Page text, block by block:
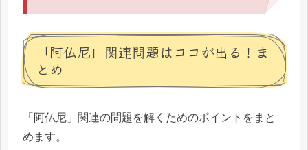
「阿仏尼」関連問題はココが出る！ま
とめ
「阿仏尼」関連の問題を解くためのポイントをまと
めます。